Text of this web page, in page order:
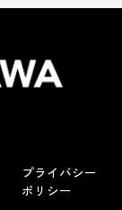
プライバシー
ポリシー